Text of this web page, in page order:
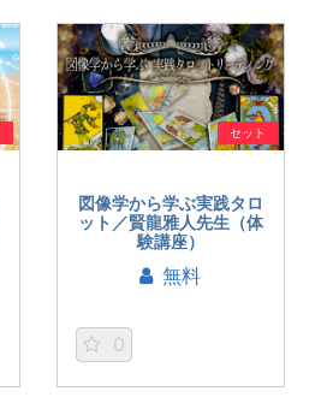
セット
図像学から学ぶ実践タロ
ット／賢龍雅人先生（体
験講座）
無料
0